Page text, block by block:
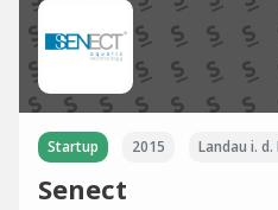
Startup 2015 Landau i. d.
Senect